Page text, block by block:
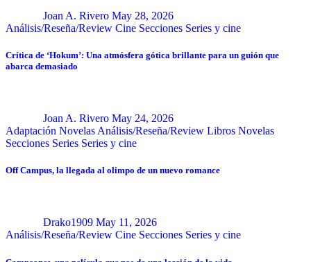
Joan A. Rivero May 28, 2026
Análisis/Reseña/Review Cine Secciones Series y cine
Crítica de ‘Hokum’: Una atmósfera gótica brillante para un guión que
abarca demasiado
Joan A. Rivero May 24, 2026
Adaptación Novelas Análisis/Reseña/Review Libros Novelas
Secciones Series Series y cine
Off Campus, la llegada al olimpo de un nuevo romance
Drako1909 May 11, 2026
Análisis/Reseña/Review Cine Secciones Series y cine